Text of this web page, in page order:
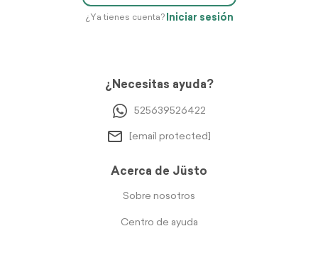
¿Ya tienes cuenta? Iniciar sesión
¿Necesitas ayuda?
525639526422
[email protected]
Acerca de Jüsto
Sobre nosotros
Centro de ayuda